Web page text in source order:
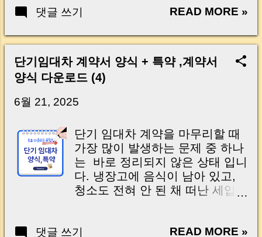
Your Account Is It Safe If the Seller Has a
Real Risks and Mistakes to Avoid MoneyLog
Key Takeaway 혹시 이런 생각 해보신 적 있으
신가요? “잔금일… 그냥 돈 보내고 끝나는 거 아
닌가요?” 하지만 현장에서 보면 전혀 그렇지 않
습니다. 잔금일은 ‘서류 몇 장 처리하는 날’이 아
이는 가장 긴장되는 순간 입니다. 실제로 제가
중개 현장에서 겪었던 일입니다. 금요일 오후 3
시, 이체 한도에 막혀 송금이 멈췄고 그 자리에
서 계약이 무산될 뻔한 아찔한 상황이 있었습니
다. 또 어떤 분은 이렇게 말씀하십니다. “내 대출
인데 왜 내 통장으로 안 들어오죠?” “매도인이 대
사실은 ‘구조’를 몰라서 생기는 걱정입니다. 그래
댓글 쓰기 READ MORE »
단기임대차 계약서 양식 + 특약 ,계약서
양식 다운로드 (4)
6월 21, 2025
단기 임대차 계약을 마무리할 때
가장 많이 발생하는 문제 중 하나
는 바로 정리되지 않은 상태 입니
다. 냉장고에 음식이 남아 있고,
청소도 전혀 안 된 채 떠난 세입
에 원상 복구와 정리 의무에 대한
댓글 쓰기 READ MORE »